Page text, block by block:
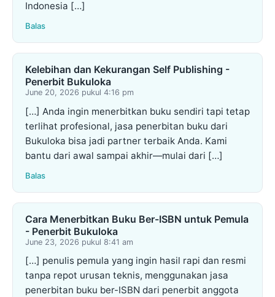
Indonesia […]
Balas
Kelebihan dan Kekurangan Self Publishing -
Penerbit Bukuloka
June 20, 2026 pukul 4:16 pm
[…] Anda ingin menerbitkan buku sendiri tapi tetap
terlihat profesional, jasa penerbitan buku dari
Bukuloka bisa jadi partner terbaik Anda. Kami
bantu dari awal sampai akhir—mulai dari […]
Balas
Cara Menerbitkan Buku Ber-ISBN untuk Pemula
- Penerbit Bukuloka
June 23, 2026 pukul 8:41 am
[…] penulis pemula yang ingin hasil rapi dan resmi
tanpa repot urusan teknis, menggunakan jasa
penerbitan buku ber-ISBN dari penerbit anggota